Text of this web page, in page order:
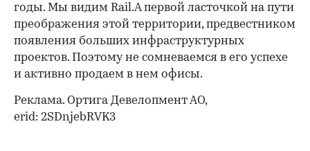
годы. Мы видим Rail.A первой ласточкой на пути
преображения этой территории, предвестником
появления больших инфраструктурных
проектов. Поэтому не сомневаемся в его успехе
и активно продаем в нем офисы.
Реклама. Ортига Девелопмент АО,
erid: 2SDnjebRVK3